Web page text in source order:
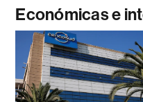
Económicas e